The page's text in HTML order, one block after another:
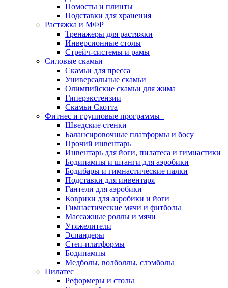
Помосты и плинты
Подставки для хранения
Растяжка и МФР
Тренажеры для растяжки
Инверсионные столы
Стрейч-системы и рамы
Силовые скамьи
Скамьи для пресса
Универсальные скамьи
Олимпийские скамьи для жима
Гиперэкстензии
Скамьи Скотта
Фитнес и групповые программы
Шведские стенки
Балансировочные платформы и босу
Прочий инвентарь
Инвентарь для йоги, пилатеса и гимнастики
Бодипампы и штанги для аэробики
Бодибары и гимнастические палки
Подставки для инвентаря
Гантели для аэробики
Коврики для аэробики и йоги
Гимнастические мячи и фитболы
Массажные роллы и мячи
Утяжелители
Эспандеры
Степ-платформы
Бодипампы
Медболы, волболлы, слэмболы
Пилатес
Реформеры и столы